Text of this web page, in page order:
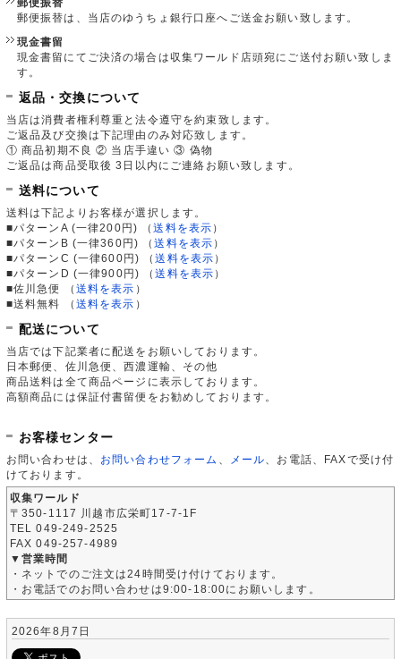
郵便振替は、当店のゆうちょ銀行口座へご送金お願い致します。
現金書留
現金書留にてご決済の場合は収集ワールド店頭宛にご送付お願い致しま
す。
返品・交換について
当店は消費者権利尊重と法令遵守を約束致します。
ご返品及び交換は下記理由のみ対応致します。
① 商品初期不良 ② 当店手違い ③ 偽物
ご返品は商品受取後 3日以内にご連絡お願い致します。
送料について
送料は下記よりお客様が選択します。
■パターンA (一律200円)
（送料を表示 ）
■パターンB (一律360円)
（送料を表示 ）
■パターンC (一律600円)
（送料を表示 ）
■パターンD (一律900円)
（送料を表示 ）
■佐川急便
（ 送料を表示 ）
■送料無料
（ 送料を表示 ）
配送について
当店では下記業者に配送をお願いしております。
日本郵便、佐川急便、西濃運輸、その他
商品送料は全て商品ページに表示しております。
高額商品には保証付書留便をお勧めしております。
お客様センター
お問い合わせは、 お問い合わせフォーム メール 、お電話、FAXで受け付
けております。
収集ワールド
〒350-1117 川越市広栄町17-7-1F
TEL 049-249-2525
FAX 049-257-4989
▼営業時間
・ネットでのご注文は24時間受け付けております。
・お電話でのお問い合わせは9:00-18:00にお願いします。
2026年8月7日